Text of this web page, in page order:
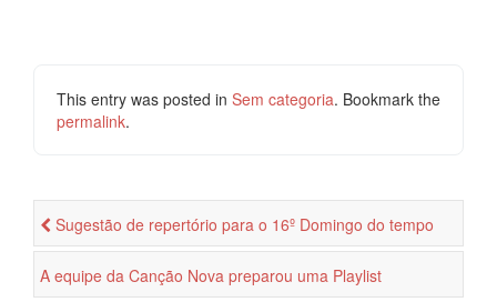
This entry was posted in Sem categoria. Bookmark the
permalink.
Sugestão de repertório para o 16º Domingo do tempo
comum
A equipe da Canção Nova preparou uma Playlist